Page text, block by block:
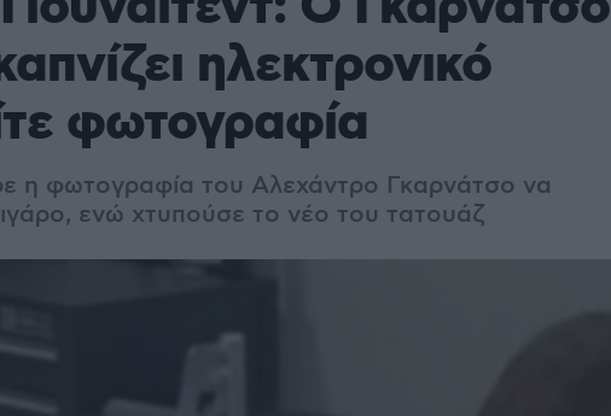
ηλεκτρονικό
φωτογραφία
η φωτογραφία του Αλεχάντρο Γκαρνάτσο να
ενώ χτυπούσε το νέο του τατουάζ